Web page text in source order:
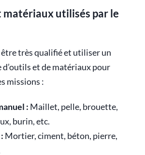
matériaux utilisés par le
très qualifié et utiliser un
et de matériaux pour
missions :
: Maillet, pelle, brouette,
burin, etc.
Mortier, ciment, béton, pierre,